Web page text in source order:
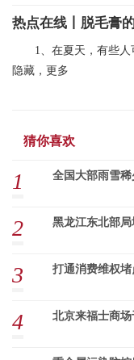
热点在线丨脱毛膏
1、在夏天，有些
隐藏，更多
猜你喜欢
1 全国大部雨雪
2 黑龙江东北部
3 打通消费维权
4 北京来福士商